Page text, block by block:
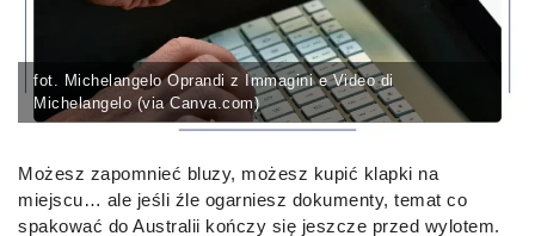
fot. Michelangelo Oprandi z Immagini e Video di
Michelangelo (via Canva.com)
Możesz zapomnieć bluzy, możesz kupić klapki na
miejscu… ale jeśli źle ogarniesz dokumenty, temat co
spakować do Australii kończy się jeszcze przed wylotem.